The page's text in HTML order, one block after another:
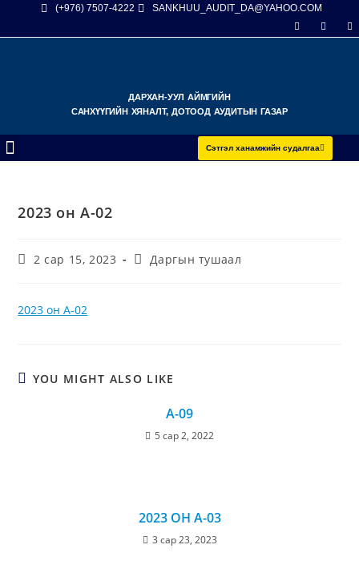
(+976) 7507-4222 SANKHUU_AUDIT_DA@YAHOO.COM
ДАРХАН-УУЛ АЙМГИЙН
САНХҮҮГИЙН ХЯНАЛТ, ДОТООД АУДИТЫН ГАЗАР
Сэтгэл ханамжийн судалгаа
2023 он А-02
2 сар 15, 2023 Даргын тушаал
2023 он А-02
YOU MIGHT ALSO LIKE
А-09
5 сар 2, 2022
2023 ОН А-03
3 сар 23, 2023